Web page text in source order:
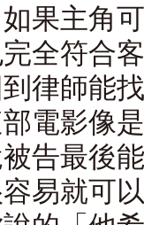
果主角
全符合
律師能
電影像
告最後
易就可